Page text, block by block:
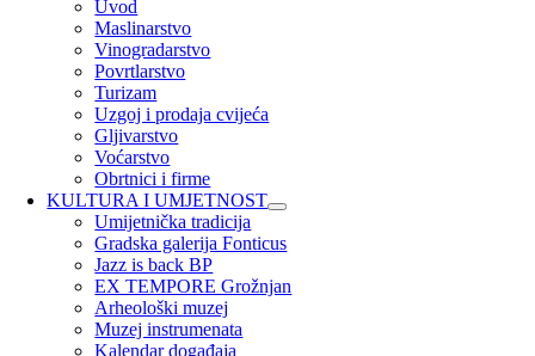
Uvod
Maslinarstvo
Vinogradarstvo
Povrtlarstvo
Turizam
Uzgoj i prodaja cvijeća
Gljivarstvo
Voćarstvo
Obrtnici i firme
KULTURA I UMJETNOST
Umijetnička tradicija
Gradska galerija Fonticus
Jazz is back BP
EX TEMPORE Grožnjan
Arheološki muzej
Muzej instrumenata
Kalendar događaja